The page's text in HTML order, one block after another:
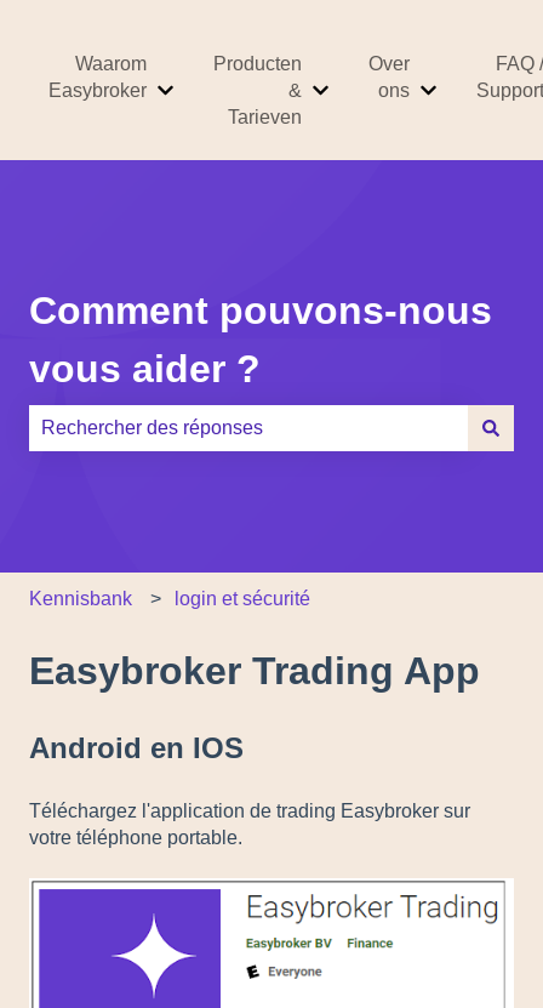
Waarom
Easybroker
Afficher le sous-menu pour Waarom
Producten
&
Tarieven
Afficher le sous-menu
Over
ons
Afficher le
FAQ /
Support
Comment pouvons-nous
vous aider ?
Kennisbank login et sécurité
Easybroker Trading App
Android en IOS
Téléchargez l'application de trading Easybroker sur
votre téléphone portable.